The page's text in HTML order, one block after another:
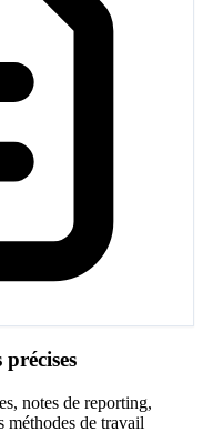
notes de reporting,
méthodes de travail